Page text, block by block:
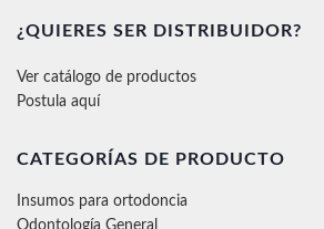
¿QUIERES SER DISTRIBUIDOR?
Ver catálogo de productos
Postula aquí
CATEGORÍAS DE PRODUCTO
Insumos para ortodoncia
Odontología General